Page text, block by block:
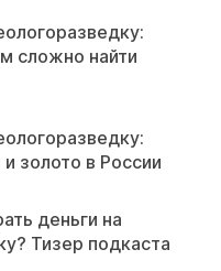
сложно найти
золото в России
деньги на
Тизер подкаста